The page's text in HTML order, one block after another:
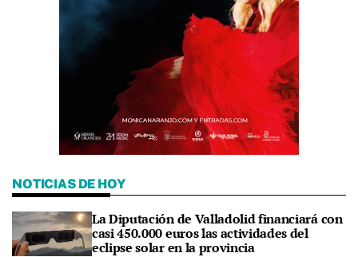
NOTICIAS DE HOY
La Diputación de Valladolid financiará con
casi 450.000 euros las actividades del
eclipse solar en la provincia